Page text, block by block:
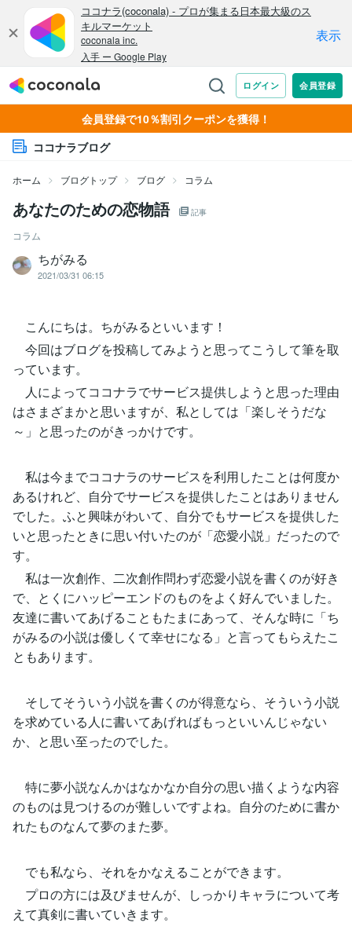
会員登録で10％割引クーポンを獲得！
ココナラブログ
ホーム ブログトップ ブログ コラム
あなたのための恋物語 記事
コラム
ちがみる
2021/03/31 06:15
こんにちは。ちがみるといいます！
今回はブログを投稿してみようと思ってこうして筆を取
っています。
人によってココナラでサービス提供しようと思った理由
はさまざまかと思いますが、私としては「楽しそうだな
～」と思ったのがきっかけです。
私は今までココナラのサービスを利用したことは何度か
あるけれど、自分でサービスを提供したことはありません
でした。ふと興味がわいて、自分でもサービスを提供した
いと思ったときに思い付いたのが「恋愛小説」だったので
す。
私は一次創作、二次創作問わず恋愛小説を書くのが好き
で、とくにハッピーエンドのものをよく好んでいました。
友達に書いてあげることもたまにあって、そんな時に「ち
がみるの小説は優しくて幸せになる」と言ってもらえたこ
ともあります。
そしてそういう小説を書くのが得意なら、そういう小説
を求めている人に書いてあげればもっといいんじゃない
か、と思い至ったのでした。
特に夢小説なんかはなかなか自分の思い描くような内容
のものは見つけるのが難しいですよね。自分のために書か
れたものなんて夢のまた夢。
でも私なら、それをかなえることができます。
プロの方には及びませんが、しっかりキャラについて考
えて真剣に書いていきます。